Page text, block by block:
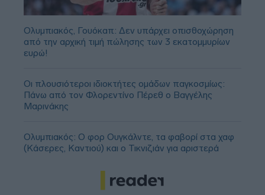
Ολυμπιακός, Γουόκαπ: Δεν υπάρχει οπισθοχώρηση
από την αρχική τιμή πώλησης των 3 εκατομμυρίων
ευρώ!
Οι πλουσιότεροι ιδιοκτήτες ομάδων παγκοσμίως:
Πάνω από τον Φλορεντίνο Πέρεθ ο Βαγγέλης
Μαρινάκης
Ολυμπιακός: Ο φορ Ουγκάλντε, τα φαβορί στα χαφ
(Κάσερες, Καντιού) και ο Τικνιζιάν για αριστερά